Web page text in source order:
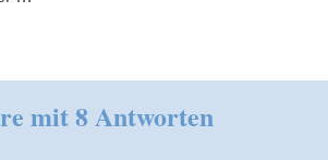
mit 8 Antworten